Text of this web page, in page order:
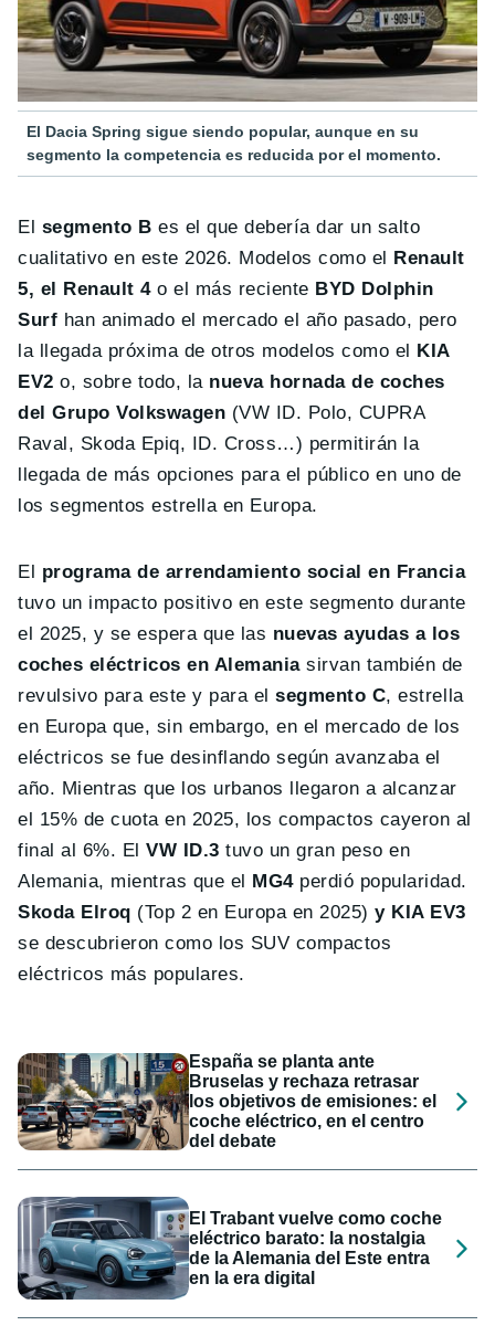
El Dacia Spring sigue siendo popular, aunque en su
segmento la competencia es reducida por el momento.
El segmento B es el que debería dar un salto
cualitativo en este 2026. Modelos como el
Renault
5, el Renault 4o el más reciente BYD Dolphin
Surf han animado el mercado el año pasado, pero
la llegada próxima de otros modelos como el
KIA
EV2 o, sobre todo, la nueva hornada de coches
del Grupo Volkswagen (VW ID. Polo, CUPRA
Raval, Skoda Epiq, ID. Cross…) permitirán la
llegada de más opciones para el público en uno de
los segmentos estrella en Europa.
El programa de arrendamiento social en Francia
tuvo un impacto positivo en este segmento durante
el 2025, y se espera que las nuevas ayudas a los
coches eléctricos en Alemaniasirvan también de
revulsivo para este y para elsegmento C, estrella
en Europa que, sin embargo, en el mercado de los
eléctricos se fue desinflando según avanzaba el
año. Mientras que los urbanos llegaron a alcanzar
el 15% de cuota en 2025, los compactos cayeron al
final al 6%. ElVW ID.3 tuvo un gran peso en
Alemania, mientras que el
MG4 perdió popularidad.
Skoda Elroq (Top 2 en Europa en 2025) y KIA EV3
se descubrieron como los SUV compactos
eléctricos más populares.
España se planta ante
Bruselas y rechaza retrasar
los objetivos de emisiones: el
coche eléctrico, en el centro
del debate
El Trabant vuelve como coche
eléctrico barato: la nostalgia
de la Alemania del Este entra
en la era digital